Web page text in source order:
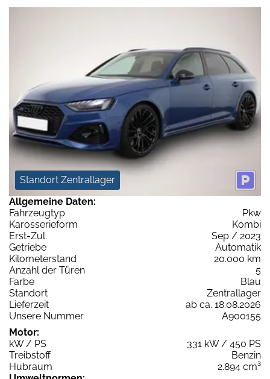
Standort Zentrallager
Allgemeine Daten:
Fahrzeugtyp
Pkw
Karosserieform
Kombi
Erst-Zul.
Sep / 2023
Getriebe
Automatik
Kilometerstand
20.000 km
Anzahl der Türen
5
Farbe
Blau
Standort
Zentrallager
Lieferzeit
ab ca. 18.08.2026
Unsere Nummer
A900155
Motor:
kW / PS
331 kW / 450 PS
Treibstoff
Benzin
Hubraum
2.894 cm³